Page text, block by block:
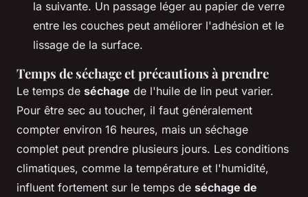
la suivante. Un passage léger au papier de verre
entre les couches peut améliorer l'adhésion et le
lissage de la surface.
Temps de séchage et précautions à prendre
Le temps de séchage de l'huile de lin peut varier.
Pour être sec au toucher, il faut généralement
compter environ 16 heures, mais un séchage
complet peut prendre plusieurs jours. Les conditions
climatiques, comme la température et l'humidité,
influent fortement sur le temps de séchage de